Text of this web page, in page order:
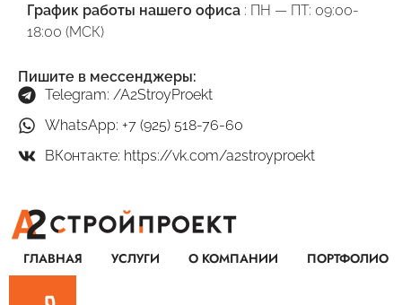
График работы нашего офиса : ПН — ПТ: 09:00-
18:00 (МСК)
Пишите в мессенджеры:
Telegram: /A2StroyProekt
WhatsApp: +7 (925) 518-76-60
ВКонтакте: https://vk.com/a2stroyproekt
ГЛАВНАЯ УСЛУГИ О КОМПАНИИ ПОРТФОЛИО